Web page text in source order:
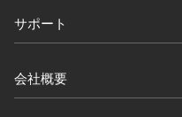
サポート
会社概要